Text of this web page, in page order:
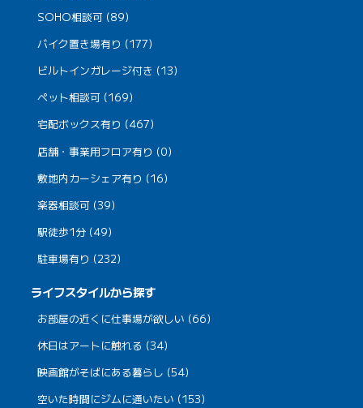
SOHO相談可 (89)
バイク置き場有り (177)
ビルトインガレージ付き (13)
ペット相談可 (169)
宅配ボックス有り (467)
店舗・事業用フロア有り (0)
敷地内カーシェア有り (16)
楽器相談可 (39)
駅徒歩1分 (49)
駐車場有り (232)
ライフスタイルから探す
お部屋の近くに仕事場が欲しい (66)
休日はアートに触れる (34)
映画館がそばにある暮らし (54)
空いた時間にジムに通いたい (153)